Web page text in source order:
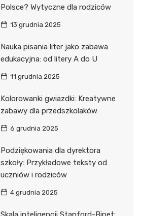
Polsce? Wytyczne dla rodziców
13 grudnia 2025
Nauka pisania liter jako zabawa
edukacyjna: od litery A do U
11 grudnia 2025
Kolorowanki gwiazdki: Kreatywne
zabawy dla przedszkolaków
6 grudnia 2025
Podziękowania dla dyrektora
szkoły: Przykładowe teksty od
uczniów i rodziców
4 grudnia 2025